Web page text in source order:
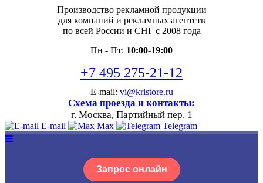
Производство рекламной продукции
для компаний и рекламных агентств
по всей России и СНГ с 2008 года
Пн - Пт: 10:00-19:00
+7 495 275-21-12
E-mail: vi@kristore.ru
Схема проезда и контакты:
г. Москва, Партийный пер. 1
E-mail Max Telegram
Запрос онлайн